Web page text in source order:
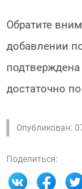
Обратите
добавлении
достаточно
Опубликован:
Поделиться: